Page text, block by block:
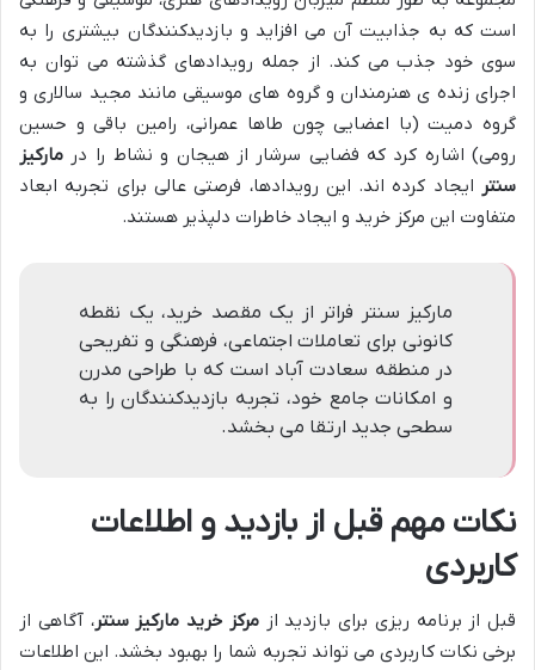
است که به جذابیت آن می افزاید و بازدیدکنندگان بیشتری را به
سوی خود جذب می کند. از جمله رویدادهای گذشته می توان به
اجرای زنده ی هنرمندان و گروه های موسیقی مانند مجید سالاری و
گروه دمیت (با اعضایی چون طاها عمرانی، رامین باقی و حسین
رومی) اشاره کرد که فضایی سرشار از هیجان و نشاط را در مارکیز
سنتر ایجاد کرده اند. این رویدادها، فرصتی عالی برای تجربه ابعاد
متفاوت این مرکز خرید و ایجاد خاطرات دلپذیر هستند.
مارکیز سنتر فراتر از یک مقصد خرید، یک نقطه
کانونی برای تعاملات اجتماعی، فرهنگی و تفریحی
در منطقه سعادت آباد است که با طراحی مدرن
و امکانات جامع خود، تجربه بازدیدکنندگان را به
سطحی جدید ارتقا می بخشد.
نکات مهم قبل از بازدید و اطلاعات
کاربردی
قبل از برنامه ریزی برای بازدید ازمرکز خرید مارکیز سنتر، آگاهی از
برخی نکات کاربردی می تواند تجربه شما را بهبود بخشد. این اطلاعات